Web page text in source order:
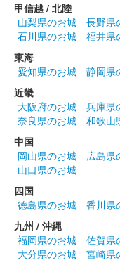
姫路城 御城
販売終了
干支である蛇と姫路城
紙に印刷されている。
姫路城 御城
販売終了
干支である蛇と姫路城
ている。
姫路城 御城
甲信越 / 北陸
山梨県のお城
長野県
石川県のお城
福井県
東海
愛知県のお城
静岡県
近畿
大阪府のお城
兵庫県
奈良県のお城
和歌山
中国
岡山県のお城
広島県
山口県のお城
四国
徳島県のお城
香川県
九州 / 沖縄
福岡県のお城
佐賀県
大分県のお城
宮崎県